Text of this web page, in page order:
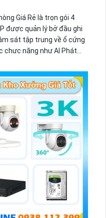
Giá Rẻ là trọn gói 4
được quản lý bở đầu ghi
sát tập trung về ổ cứng
chưc năng như AI Phát